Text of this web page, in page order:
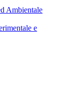
Ambientale
e